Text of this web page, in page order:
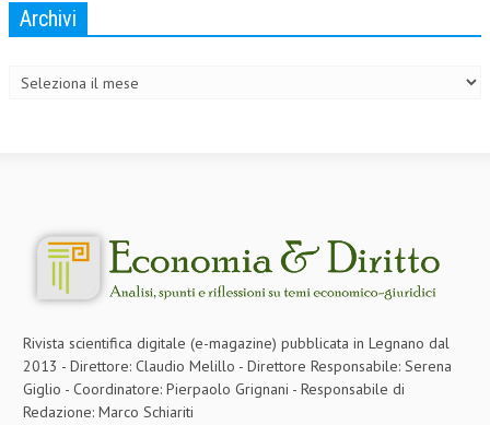
Archivi
Rivista scientifica digitale (e-magazine) pubblicata in Legnano dal
2013 - Direttore: Claudio Melillo - Direttore Responsabile: Serena
Giglio - Coordinatore: Pierpaolo Grignani - Responsabile di
Redazione: Marco Schiariti